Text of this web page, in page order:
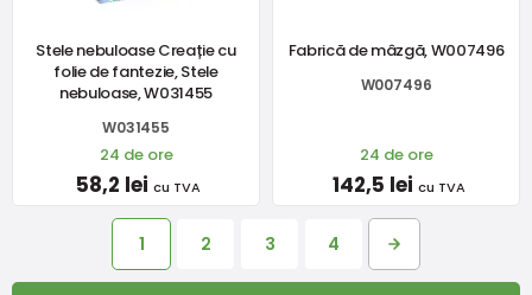
Stele nebuloase Creație cu
folie de fantezie, Stele
nebuloase, W031455
W031455
24 de ore
58,2 lei cu TVA
Fabrică de mâzgă, W007496
W007496
24 de ore
142,5 lei cu TVA
1 2 3 4